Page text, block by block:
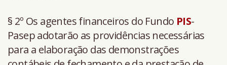
§ 2º Os agentes financeiros do Fundo PIS-
Pasep adotarão as providências necessárias
para a elaboração das demonstrações